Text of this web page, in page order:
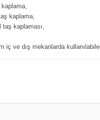
kaplama,
taş kaplaması,
iç ve dış mekanlarda